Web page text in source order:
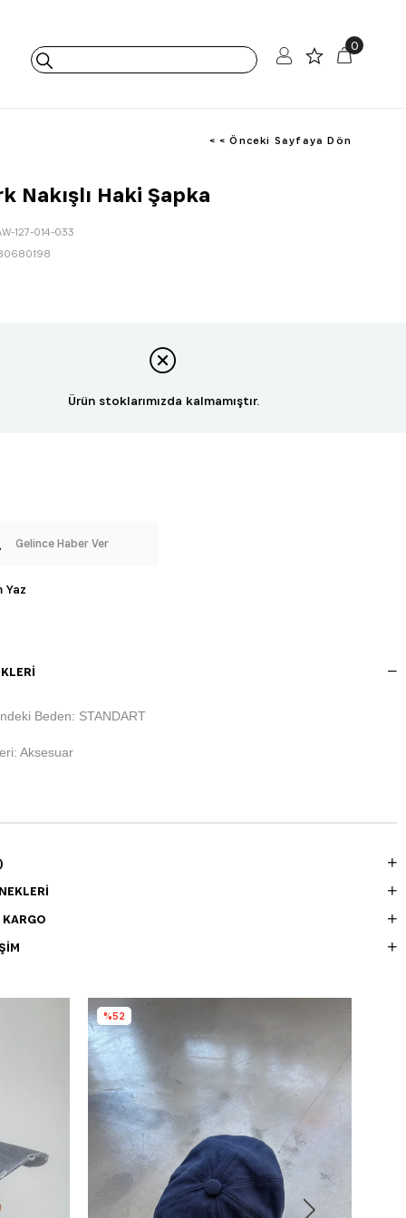
0
< < Önceki Sayfaya Dön
Nakışlı Haki Şapka
127-014-033
Ürün stoklarımızda kalmamıştır.
Gelince Haber Ver
Yaz
Beden: STANDART
Aksesuar
%52